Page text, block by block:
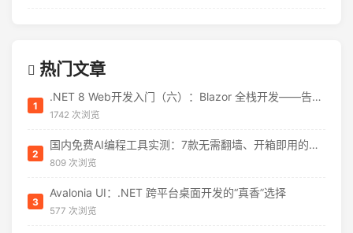
热门文章
1
.NET 8 Web开发入门（六）：Blazor 全栈开发——告别 JavaScript 焦虑
1742 次浏览
2
国内免费AI编程工具实测：7款无需翻墙、开箱即用的选择（附2026年7月最新额度）
809 次浏览
3
Avalonia UI：.NET 跨平台桌面开发的“真香”选择
577 次浏览